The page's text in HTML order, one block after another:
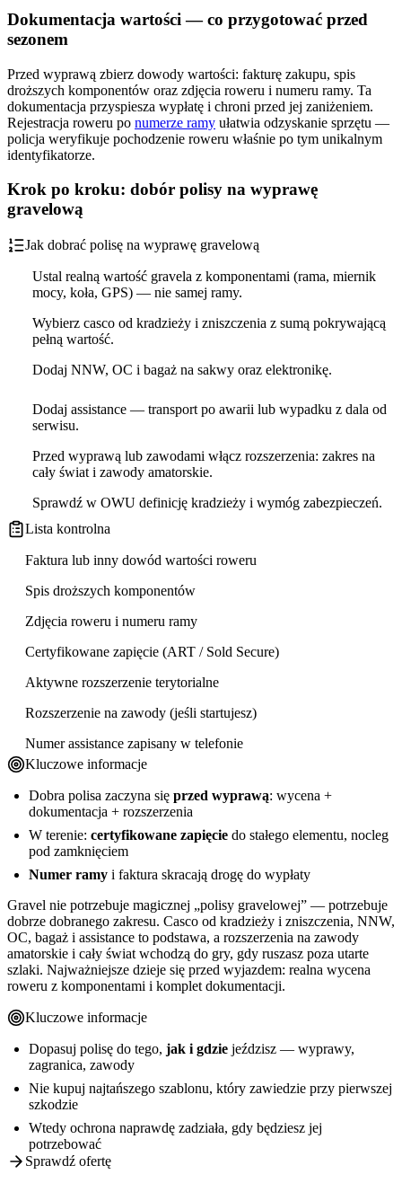
Dokumentacja wartości — co przygotować przed
sezonem
Przed wyprawą zbierz dowody wartości: fakturę zakupu, spis
droższych komponentów oraz zdjęcia roweru i numeru ramy. Ta
dokumentacja przyspiesza wypłatę i chroni przed jej zaniżeniem.
Rejestracja roweru po numerze ramy ułatwia odzyskanie sprzętu —
policja weryfikuje pochodzenie roweru właśnie po tym unikalnym
identyfikatorze.
Krok po kroku: dobór polisy na wyprawę
gravelową
Jak dobrać polisę na wyprawę gravelową
Ustal realną wartość gravela z komponentami (rama, miernik
mocy, koła, GPS) — nie samej ramy.
Wybierz casco od kradzieży i zniszczenia z sumą pokrywającą
pełną wartość.
Dodaj NNW, OC i bagaż na sakwy oraz elektronikę.
Dodaj assistance — transport po awarii lub wypadku z dala od
serwisu.
Przed wyprawą lub zawodami włącz rozszerzenia: zakres na
cały świat i zawody amatorskie.
Sprawdź w OWU definicję kradzieży i wymóg zabezpieczeń.
Lista kontrolna
Faktura lub inny dowód wartości roweru
Spis droższych komponentów
Zdjęcia roweru i numeru ramy
Certyfikowane zapięcie (ART / Sold Secure)
Aktywne rozszerzenie terytorialne
Rozszerzenie na zawody (jeśli startujesz)
Numer assistance zapisany w telefonie
Kluczowe informacje
Dobra polisa zaczyna się przed wyprawą: wycena +
dokumentacja + rozszerzenia
W terenie: certyfikowane zapięcie do stałego elementu, nocleg
pod zamknięciem
Numer ramy i faktura skracają drogę do wypłaty
Gravel nie potrzebuje magicznej „polisy gravelowej” — potrzebuje
dobrze dobranego zakresu. Casco od kradzieży i zniszczenia, NNW,
OC, bagaż i assistance to podstawa, a rozszerzenia na zawody
amatorskie i cały świat wchodzą do gry, gdy ruszasz poza utarte
szlaki. Najważniejsze dzieje się przed wyjazdem: realna wycena
roweru z komponentami i komplet dokumentacji.
Kluczowe informacje
Dopasuj polisę do tego, jak i gdzie jeździsz — wyprawy,
zagranica, zawody
Nie kupuj najtańszego szablonu, który zawiedzie przy pierwszej
szkodzie
Wtedy ochrona naprawdę zadziała, gdy będziesz jej
potrzebować
Sprawdź ofertę